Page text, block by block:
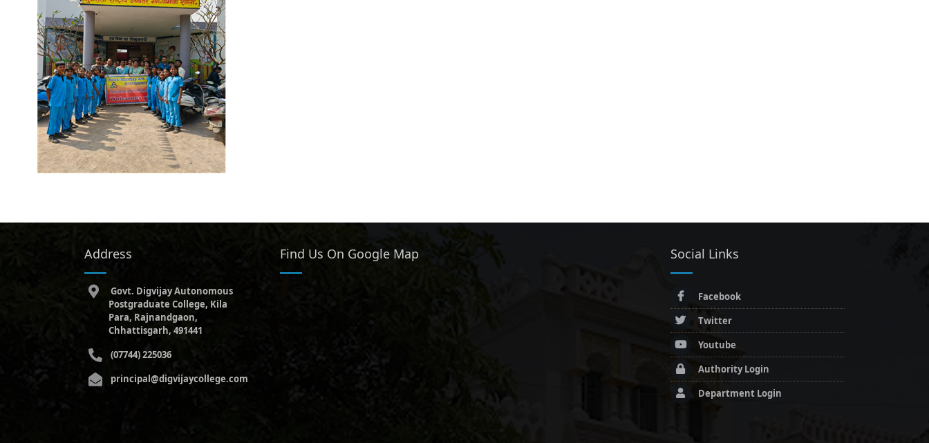
Address
Govt. Digvijay Autonomous
Postgraduate College, Kila
Para, Rajnandgaon,
Chhattisgarh, 491441
(07744) 225036
principal@digvijaycollege.com
Find Us On Google Map Social Links
Facebook
Twitter
Youtube
Authority Login
Department Login